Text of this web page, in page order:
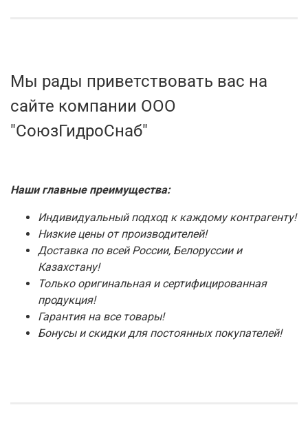
Мы рады приветствовать вас на
сайте компании ООО
"СоюзГидроСнаб"
Наши главные преимущества:
Индивидуальный подход к каждому контрагенту!
Низкие цены от производителей!
Доставка по всей России, Белоруссии и
Казахстану!
Только оригинальная и сертифицированная
продукция!
Гарантия на все товары!
Бонусы и скидки для постоянных покупателей!